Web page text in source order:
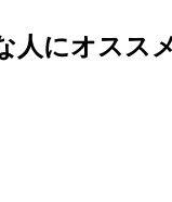
人にオスス